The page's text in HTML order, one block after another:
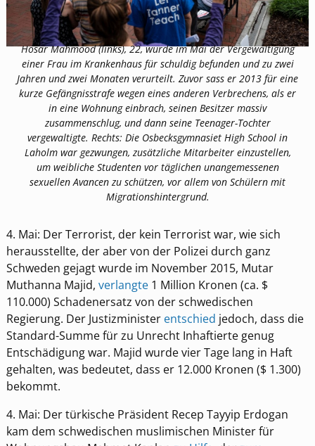
Hosar Mahmood (links), 22, wurde im Mai der Vergewaltigung
einer Frau im Krankenhaus für schuldig befunden und zu zwei
Jahren und zwei Monaten verurteilt. Zuvor sass er 2013 für eine
kurze Gefängnisstrafe wegen eines anderen Verbrechens, als er
in eine Wohnung einbrach, seinen Besitzer massiv
zusammenschlug, und dann seine Teenager-Tochter
vergewaltigte. Rechts: Die Osbecksgymnasiet High School in
Laholm war gezwungen, zusätzliche Mitarbeiter einzustellen,
um weibliche Studenten vor täglichen unangemessenen
sexuellen Avancen zu schützen, vor allem von Schülern mit
Migrationshintergrund.
4. Mai: Der Terrorist, der kein Terrorist war, wie sich
herausstellte, der aber von der Polizei durch ganz
Schweden gejagt wurde im November 2015, Mutar
Muthanna Majid, verlangte1 Million Kronen (ca. $
110.000) Schadenersatz von der schwedischen
Regierung. Der Justizminister entschied jedoch, dass die
Standard-Summe für zu Unrecht Inhaftierte genug
Entschädigung war. Majid wurde vier Tage lang in Haft
gehalten, was bedeutet, dass er 12.000 Kronen ($ 1.300)
bekommt.
4. Mai: Der türkische Präsident Recep Tayyip Erdogan
kam dem schwedischen muslimischen Minister für